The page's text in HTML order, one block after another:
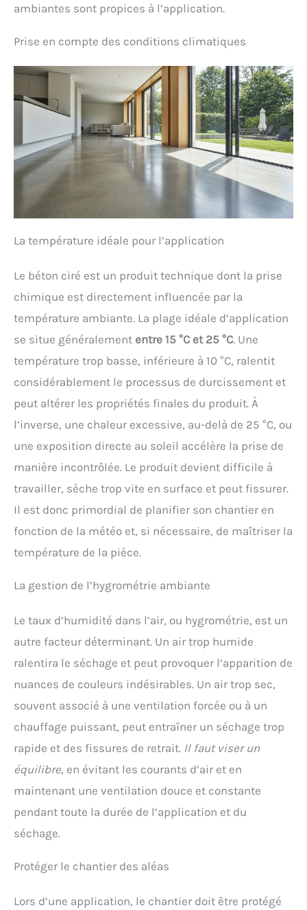
nettoyage de l'intérieur des voitures ou lors de
Kärcher, un filtre cartouche, un sachet filtre ouate,
tubes d'aspiration
ambiantes sont propices à l’application.
Prise en compte des conditions climatiques
La température idéale pour l’application
Le béton ciré est un produit technique dont la prise
chimique est directement influencée par la
température ambiante. La plage idéale d’application
se situe généralement entre 15 °C et 25 °C. Une
température trop basse, inférieure à 10 °C, ralentit
considérablement le processus de durcissement et
peut altérer les propriétés finales du produit. À
l’inverse, une chaleur excessive, au-delà de 25 °C, ou
une exposition directe au soleil accélère la prise de
manière incontrôlée. Le produit devient difficile à
travailler, sèche trop vite en surface et peut fissurer.
Il est donc primordial de planifier son chantier en
fonction de la météo et, si nécessaire, de maîtriser la
température de la pièce.
La gestion de l’hygrométrie ambiante
Le taux d’humidité dans l’air, ou hygrométrie, est un
autre facteur déterminant. Un air trop humide
ralentira le séchage et peut provoquer l’apparition de
nuances de couleurs indésirables. Un air trop sec,
souvent associé à une ventilation forcée ou à un
chauffage puissant, peut entraîner un séchage trop
rapide et des fissures de retrait. Il faut viser un
équilibre, en évitant les courants d’air et en
maintenant une ventilation douce et constante
pendant toute la durée de l’application et du
séchage.
Protéger le chantier des aléas
Lors d’une application, le chantier doit être protégé